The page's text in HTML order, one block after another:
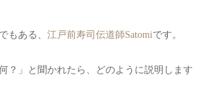
もある、江戸前寿司伝道師Satomiです。
？」と聞かれたら、どのように説明します